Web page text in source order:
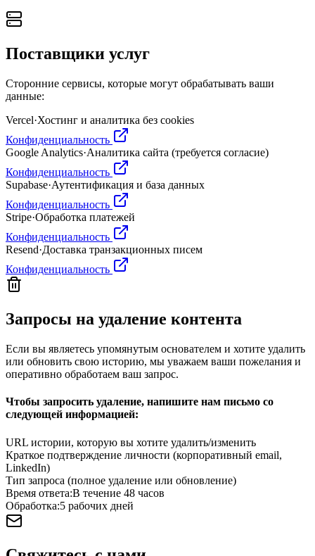
Поставщики услуг
Сторонние сервисы, которые могут обрабатывать ваши
данные:
Vercel·Хостинг и аналитика без cookies
Конфиденциальность
Google Analytics·Аналитика сайта (требуется согласие)
Конфиденциальность
Supabase·Аутентификация и база данных
Конфиденциальность
Stripe·Обработка платежей
Конфиденциальность
Resend·Доставка транзакционных писем
Конфиденциальность
Запросы на удаление контента
Если вы являетесь упомянутым основателем и хотите удалить
или обновить свою историю, мы уважаем ваши пожелания и
оперативно обработаем ваш запрос.
Чтобы запросить удаление, напишите нам письмо со
следующей информацией:
URL истории, которую вы хотите удалить/изменить
Краткое подтверждение личности (корпоративный email,
LinkedIn)
Тип запроса (полное удаление или обновление)
Время ответа:В течение 48 часов
Обработка:5 рабочих дней